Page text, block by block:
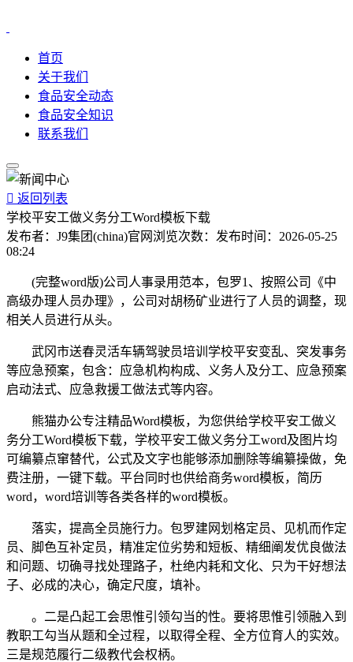
首页
关于我们
食品安全动态
食品安全知识
联系我们
 返回列表
学校平安工做义务分工Word模板下载
发布者： J9集团(china)官网 浏览次数： 发布时间： 2026-05-25
08:24
(完整word版)公司人事录用范本，包罗1、按照公司《中
高级办理人员办理》，公司对胡杨矿业进行了人员的调整，现
相关人员进行从头。
武冈市送春灵活车辆驾驶员培训学校平安变乱、突发事务
等应急预案，包含：应急机构构成、义务人及分工、应急预案
启动法式、应急救援工做法式等内容。
熊猫办公专注精品Word模板，为您供给学校平安工做义
务分工Word模板下载，学校平安工做义务分工word及图片均
可编纂点窜替代，公式及文字也能够添加删除等编纂操做，免
费注册，一键下载。平台同时也供给商务word模板，简历
word，word培训等各类各样的word模板。
落实，提高全员施行力。包罗建网划格定员、见机而作定
员、脚色互补定员，精准定位劣势和短板、精细阐发优良做法
和问题、切确寻找处理路子，杜绝内耗和文化、只为干好想法
子、必成的决心，确定尺度，填补。
。二是凸起工会思惟引领勾当的性。要将思惟引领融入到
教职工勾当从题和全过程，以取得全程、全方位育人的实效。
三是规范履行二级教代会权柄。